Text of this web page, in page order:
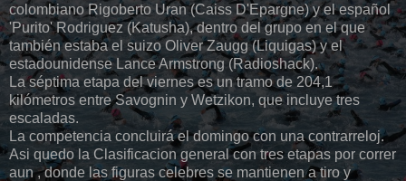
colombiano Rigoberto Uran (Caiss D'Epargne) y el español
'Purito' Rodriguez (Katusha), dentro del grupo en el que
también estaba el suizo Oliver Zaugg (Liquigas) y el
estadounidense Lance Armstrong (Radioshack).
La séptima etapa del viernes es un tramo de 204,1
kilómetros entre Savognin y Wetzikon, que incluye tres
escaladas.
La competencia concluirá el domingo con una contrarreloj.
Asi quedo la Clasificacion general con tres etapas por correr
aun , donde las figuras celebres se mantienen a tiro y